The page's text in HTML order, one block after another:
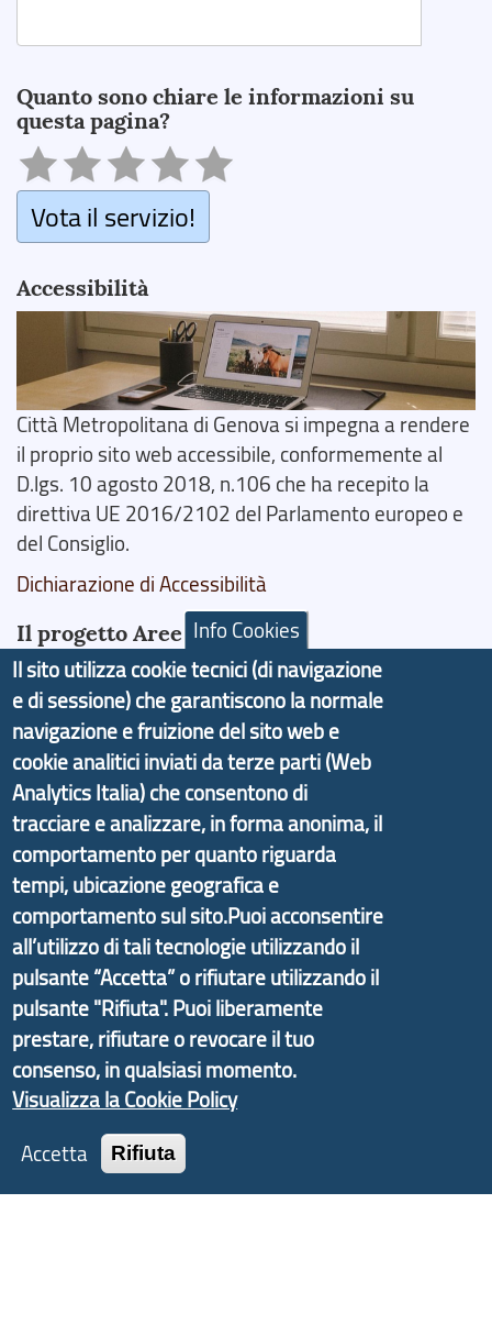
Quanto sono chiare le informazioni su
questa pagina?
Vota il servizio!
Accessibilità
Città Metropolitana di Genova si impegna a rendere
il proprio sito web accessibile, conformemente al
D.lgs. 10 agosto 2018, n.106 che ha recepito la
direttiva UE 2016/2102 del Parlamento europeo e
del Consiglio.
Dichiarazione di Accessibilità
Il progetto Aree Interne
Il portale di marketing territoriale e sviluppo locale
di Genova Città Metropolitana si è sviluppato a
partire dal progetto nazionale Aree Interne
promosso dal Dipartimento per lo Sviluppo
Economico e finalizzato al rilancio socio-economico
delle valli dell’entroterra. In particolare fornisce
informazioni ed aggiornamenti sullaStrategia
d'Area Antola-Tigullio, in collaborazione con Regione
Liguria ed ANCI Liguria.
CF: 80007350103
Tecnologie e Accessibilità
Info Cookies
Il sito utilizza cookie tecnici (di navigazione
e di sessione) che garantiscono la normale
navigazione e fruizione del sito web e
cookie analitici inviati da terze parti (Web
Analytics Italia) che consentono di
tracciare e analizzare, in forma anonima, il
comportamento per quanto riguarda
tempi, ubicazione geografica e
comportamento sul sito.Puoi acconsentire
all’utilizzo di tali tecnologie utilizzando il
pulsante “Accetta” o rifiutare utilizzando il
pulsante "Rifiuta". Puoi liberamente
prestare, rifiutare o revocare il tuo
consenso, in qualsiasi momento.
Visualizza la Cookie Policy
Accetta
Rifiuta